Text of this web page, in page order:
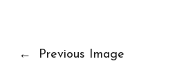
← Previous Image